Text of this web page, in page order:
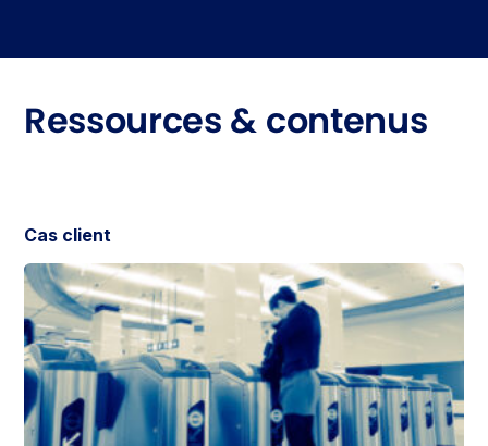
Ressources & contenus
Cas client